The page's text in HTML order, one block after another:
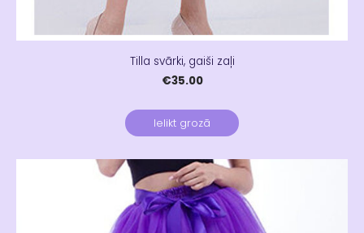
Tilla svārki, gaiši zaļi
€35.00
Ielikt grozā